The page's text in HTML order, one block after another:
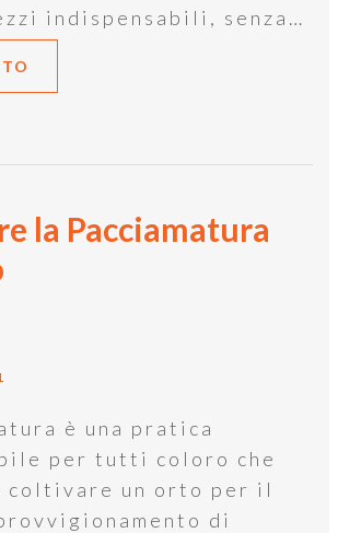
indispensabili, senza…
la Pacciamatura
è una pratica
per tutti coloro che
coltivare un orto per il
di